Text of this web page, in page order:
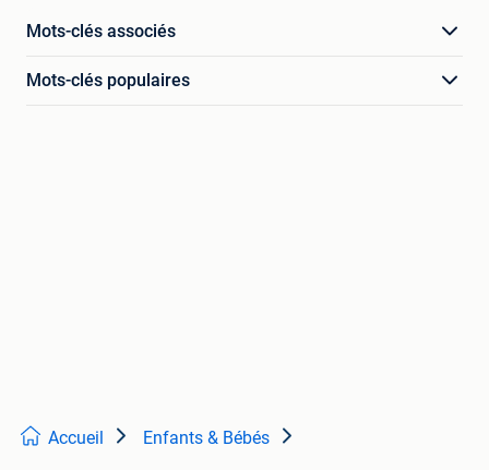
Mots-clés associés
Mots-clés populaires
Accueil Enfants & Bébés